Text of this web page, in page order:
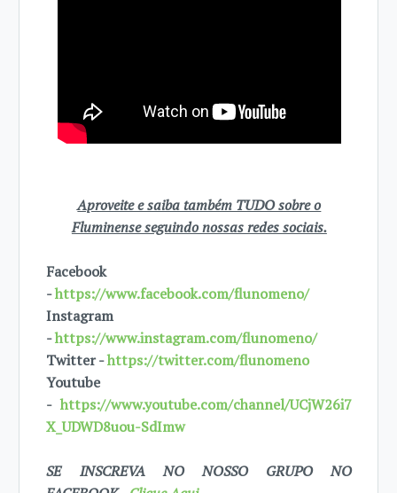
Aproveite e saiba também TUDO sobre o
Fluminense seguindo nossas redes sociais.
Facebook
-https://www.facebook.com/flunomeno/
Instagram
-https://www.instagram.com/flunomeno/
Twitter -https://twitter.com/flunomeno
Youtube
-https://www.youtube.com/channel/UCjW26i7
X_UDWD8uou-SdImw
SE INSCREVA NO NOSSO GRUPO NO